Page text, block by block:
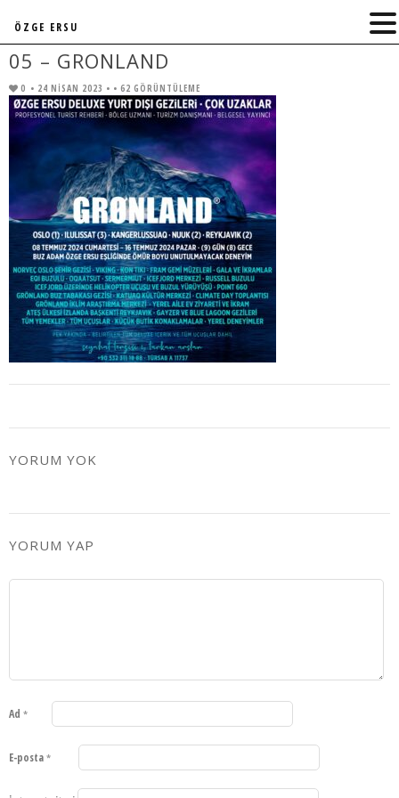
05 – GRONLAND
0 • 24 NISAN 2023 • • 62 GÖRÜNTÜLEME
YORUM YOK
YORUM YAP
Ad *
E-posta *
ÖZGE ERSU